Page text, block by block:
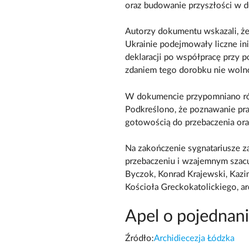
oraz budowanie przyszłości w
Autorzy dokumentu wskazali,
Ukrainie podejmowały liczne
deklaracji po współpracę przy
zdaniem tego dorobku nie
W dokumencie przypomniano
Podkreślono, że poznawanie
gotowością do przebaczenia
Na zakończenie sygnatariusze
przebaczeniu i wzajemnym
Byczok, Konrad Krajewski,
Kościoła Greckokatolickiego,
Apel o
Źródło:Archidiecezja Łódzka